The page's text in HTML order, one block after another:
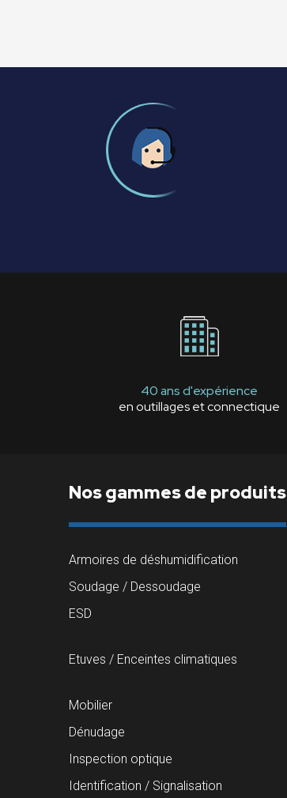
40 ans d'expérience
en outillages et connectique
Nos gammes de produits
Armoires de déshumidification
Soudage / Dessoudage
ESD
Etuves / Enceintes climatiques
Mobilier
Dénudage
Inspection optique
Identification / Signalisation